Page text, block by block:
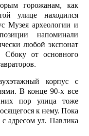
горожанам, как
улице находился
Музея археологии и
напоминали
любой экспонат
от основного
корпус с
В конце 90-х все
пор улица тоже
к нему. Пока
адресом ул. Павлика